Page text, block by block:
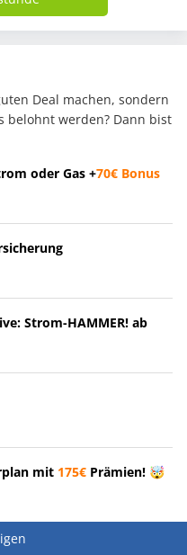
Deal machen, sondern
belohnt werden? Dann bist
oder Gas +70€ Bonus
Strom-HAMMER! ab
mit 175€ Prämien! 🤯